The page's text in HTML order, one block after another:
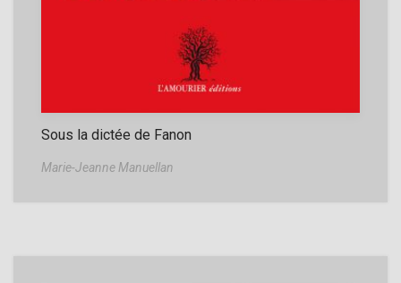
Sous la dictée de Fanon
Marie-Jeanne Manuellan